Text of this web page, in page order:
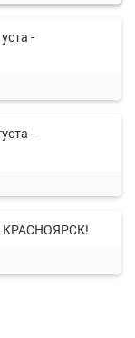
-
-